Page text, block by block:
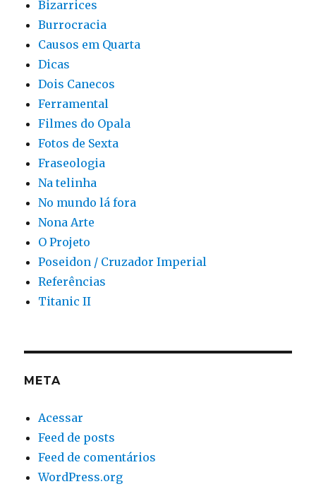
Bizarrices
Burrocracia
Causos em Quarta
Dicas
Dois Canecos
Ferramental
Filmes do Opala
Fotos de Sexta
Fraseologia
Na telinha
No mundo lá fora
Nona Arte
O Projeto
Poseidon / Cruzador Imperial
Referências
Titanic II
META
Acessar
Feed de posts
Feed de comentários
WordPress.org